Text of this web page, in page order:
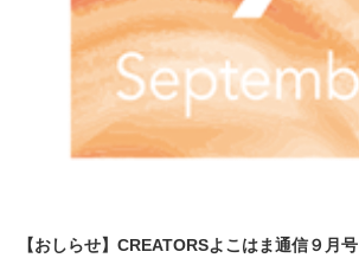
【おしらせ】CREATORSよこはま通信９月号